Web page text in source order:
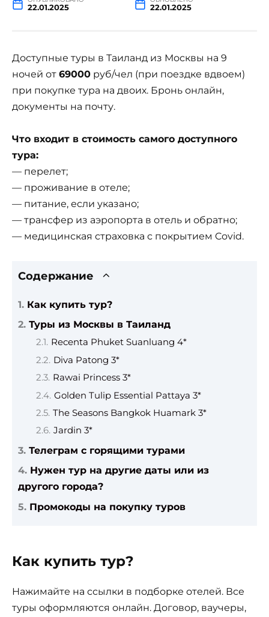
22.01.2025 22.01.2025
Доступные туры в Таиланд из Москвы на 9
ночей от 69000 руб/чел (при поездке вдвоем)
при покупке тура на двоих. Бронь онлайн,
документы на почту.
Что входит в стоимость самого доступного
тура:
— перелет;
— проживание в отеле;
— питание, если указано;
— трансфер из аэропорта в отель и обратно;
— медицинская страховка с покрытием Covid.
Содержание
Как купить тур?
Туры из Москвы в Таиланд
Recenta Phuket Suanluang 4*
Diva Patong 3*
Rawai Princess 3*
Golden Tulip Essential Pattaya 3*
The Seasons Bangkok Huamark 3*
Jardin 3*
Телеграм с горящими турами
Нужен тур на другие даты или из
другого города?
Промокоды на покупку туров
Как купить тур?
Нажимайте на ссылки в подборке отелей. Все
туры оформляются онлайн. Договор, ваучеры,